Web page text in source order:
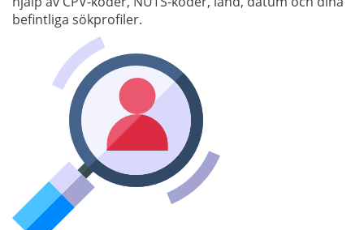
befintliga sökprofiler.